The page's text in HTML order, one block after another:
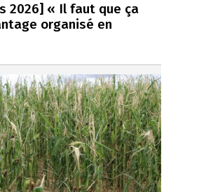
2026] « Il faut que ça
organisé en